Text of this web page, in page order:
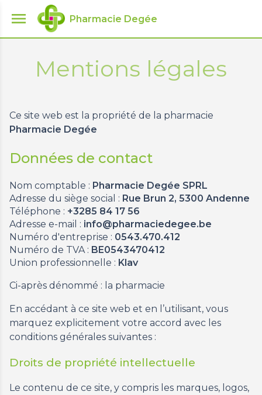
menu Pharmacie Degée
Mentions légales
Ce site web est la propriété de la pharmacie
Pharmacie Degée
Données de contact
Nom comptable : Pharmacie Degée SPRL
Adresse du siège social : Rue Brun 2, 5300 Andenne
Téléphone : +3285 84 17 56
Adresse e-mail : info@pharmaciedegee.be
Numéro d'entreprise : 0543.470.412
Numéro de TVA : BE0543470412
Union professionnelle : Klav
Ci-après dénommé : la pharmacie
En accédant à ce site web et en l’utilisant, vous
marquez explicitement votre accord avec les
conditions générales suivantes :
Droits de propriété intellectuelle
Le contenu de ce site, y compris les marques, logos,